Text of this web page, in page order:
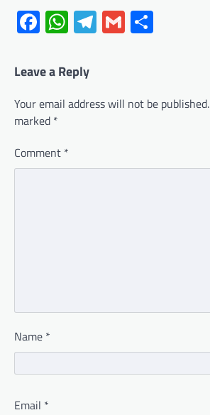
Facebook
WhatsApp
Telegram
Gmail
Leave a Reply
Your email address will not be published.
marked *
Comment *
Name *
Email *